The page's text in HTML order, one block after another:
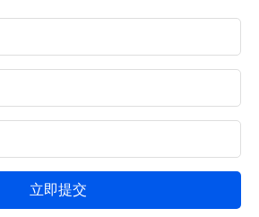
立即提交